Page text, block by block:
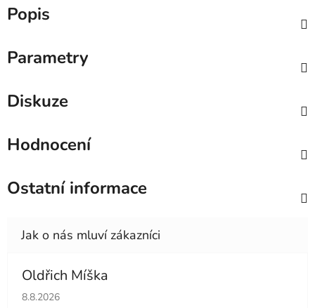
Popis
Parametry
Diskuze
Hodnocení
Ostatní informace
Oldřich Míška
Hodnocení obchodu je 5 z 5 hvězdiček.
8.8.2026